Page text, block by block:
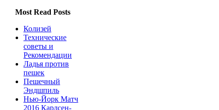
Most Read Posts
Колизей
Технические
советы и
Рекомендации
Ладья против
пешек
Пешечный
Эндшпиль
Нью-Йорк Матч
2016 Карлсен-